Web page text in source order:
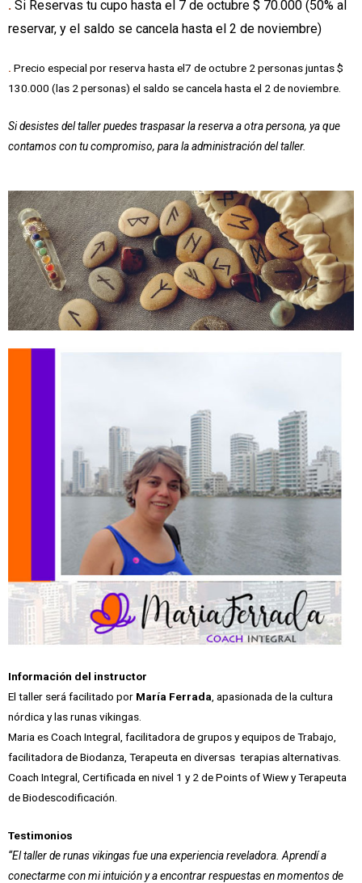
. Si Reservas tu cupo hasta el 7 de octubre $ 70.000 (50% al
reservar, y el saldo se cancela hasta el 2 de noviembre)
. Precio especial por reserva hasta el7 de octubre 2 personas juntas $
130.000 (las 2 personas) el saldo se cancela hasta el 2 de noviembre.
Si desistes del taller puedes traspasar la reserva a otra persona, ya que
contamos con tu compromiso, para la administración del taller.
Información del instructor
El taller será facilitado por María Ferrada , apasionada de la cultura
nórdica y las runas vikingas.
Maria es Coach Integral, facilitadora de grupos y equipos de Trabajo,
facilitadora de Biodanza, Terapeuta en diversas terapias alternativas.
Coach Integral, Certificada en nivel 1 y 2 de Points of Wiew y Terapeuta
de Biodescodificación.
Testimonios
“El taller de runas vikingas fue una experiencia reveladora. Aprendí a
conectarme con mi intuición y a encontrar respuestas en momentos de